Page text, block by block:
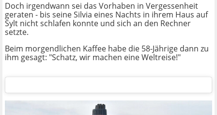
Doch irgendwann sei das Vorhaben in Vergessenheit
geraten - bis seine Silvia eines Nachts in ihrem Haus auf
Sylt nicht schlafen konnte und sich an den Rechner
setzte.
Beim morgendlichen Kaffee habe die 58-Jährige dann zu
ihm gesagt: "Schatz, wir machen eine Weltreise!"